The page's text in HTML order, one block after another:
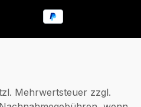
Mehrwertsteuer zzgl.